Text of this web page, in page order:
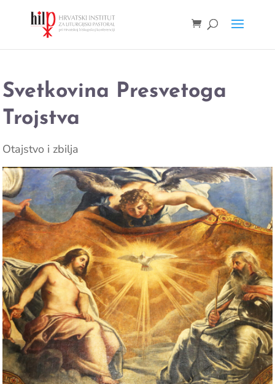
Svetkovina Presvetoga
Trojstva
Otajstvo i zbilja